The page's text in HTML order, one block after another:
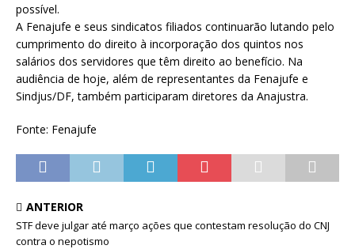
possível.
A Fenajufe e seus sindicatos filiados continuarão lutando pelo
cumprimento do direito à incorporação dos quintos nos
salários dos servidores que têm direito ao benefício. Na
audiência de hoje, além de representantes da Fenajufe e
Sindjus/DF, também participaram diretores da Anajustra.
Fonte: Fenajufe
ANTERIOR
STF deve julgar até março ações que contestam resolução do CNJ
contra o nepotismo